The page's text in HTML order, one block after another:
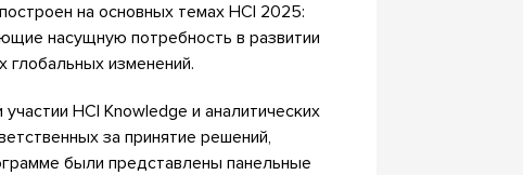
на основных темах HCI 2025:
насущную потребность в развитии
глобальных изменений.
HCI Knowledge и аналитических
за принятие решений,
были представлены панельные